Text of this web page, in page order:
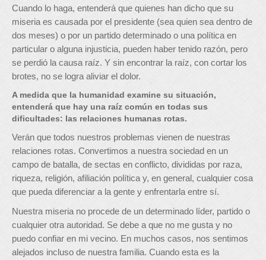
Cuando lo haga, entenderá que quienes han dicho que su
miseria es causada por el presidente (sea quien sea dentro de
dos meses) o por un partido determinado o una política en
particular o alguna injusticia, pueden haber tenido razón, pero
se perdió la causa raíz. Y sin encontrar la raíz, con cortar los
brotes, no se logra aliviar el dolor.
A medida que la humanidad examine su situación,
entenderá que hay una raíz común en todas sus
dificultades: las relaciones humanas rotas.
Verán que todos nuestros problemas vienen de nuestras
relaciones rotas. Convertimos a nuestra sociedad en un
campo de batalla, de sectas en conflicto, divididas por raza,
riqueza, religión, afiliación política y, en general, cualquier cosa
que pueda diferenciar a la gente y enfrentarla entre sí.
Nuestra miseria no procede de un determinado líder, partido o
cualquier otra autoridad. Se debe a que no me gusta y no
puedo confiar en mi vecino. En muchos casos, nos sentimos
alejados incluso de nuestra familia. Cuando esta es la